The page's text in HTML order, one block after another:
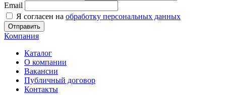
Email
Я согласен на обработку персональных данных
Отправить
Компания
Каталог
О компании
Вакансии
Публичный договор
Контакты